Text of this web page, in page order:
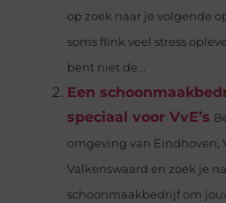
op zoek naar je volgende
soms flink veel stress
bent niet de...
Een
speciaal voor VvE’s
omgeving van Eindhoven,
Valkenswaard en zoek je
schoonmaakbedrijf om